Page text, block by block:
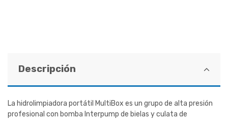
Descripción
La hidrolimpiadora portátil MultiBox es un grupo de alta presión
profesional con bomba Interpump de bielas y culata de